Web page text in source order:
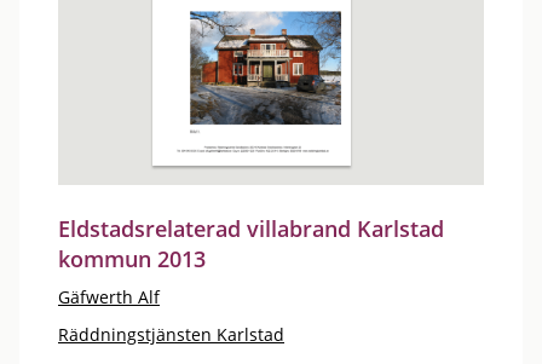
Eldstadsrelaterad villabrand Karlstad
kommun 2013
Gäfwerth Alf
Räddningstjänsten Karlstad